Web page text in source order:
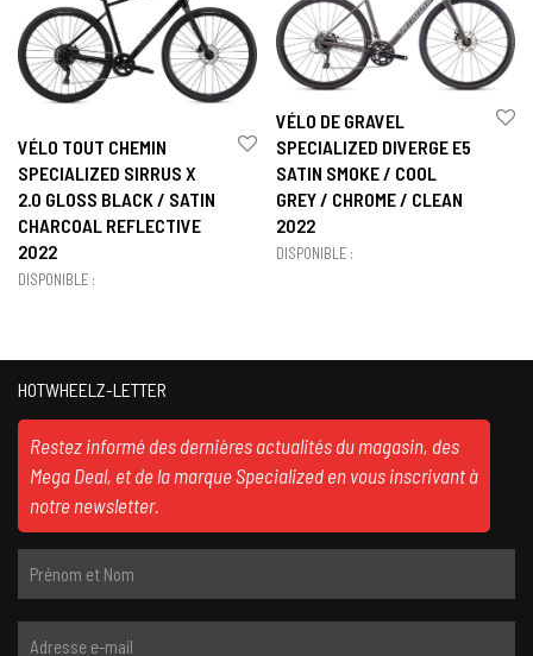
VÉLO TOUT CHEMIN
SPECIALIZED SIRRUS X
2.0 GLOSS BLACK / SATIN
CHARCOAL REFLECTIVE
2022
DISPONIBLE :
VÉLO DE GRAVEL
SPECIALIZED DIVERGE E5
SATIN SMOKE / COOL
GREY / CHROME / CLEAN
2022
DISPONIBLE :
HOTWHEELZ-LETTER
Restez informé des dernières actualités du magasin, des
Mega Deal, et de la marque Specialized en vous inscrivant à
notre newsletter.